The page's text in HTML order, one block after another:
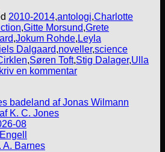
2010-2014,antologi,Charlotte
,Gitte Morsund,Grete
,Jokum Rohde, Leyla
Dalgaard,noveller,science
,Søren Toft,Stig Dalager,Ulla
en kommentar
badeland af Jonas Wilmann
K. C. Jones
08
A. Barnes